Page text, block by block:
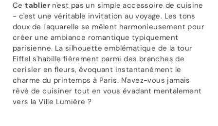
Cetablier n'est pas un simple accessoire de cuisine
- c'est une véritable invitation au voyage. Les tons
doux de l'aquarelle se mêlent harmonieusement pour
créer une ambiance romantique typiquement
parisienne. La silhouette emblématique de la tour
Eiffel s'habille fièrement parmi des branches de
cerisier en fleurs, évoquant instantanément le
charme du printemps à Paris. N'avez-vous jamais
rêvé de cuisiner tout en vous évadant mentalement
vers la Ville Lumière ?